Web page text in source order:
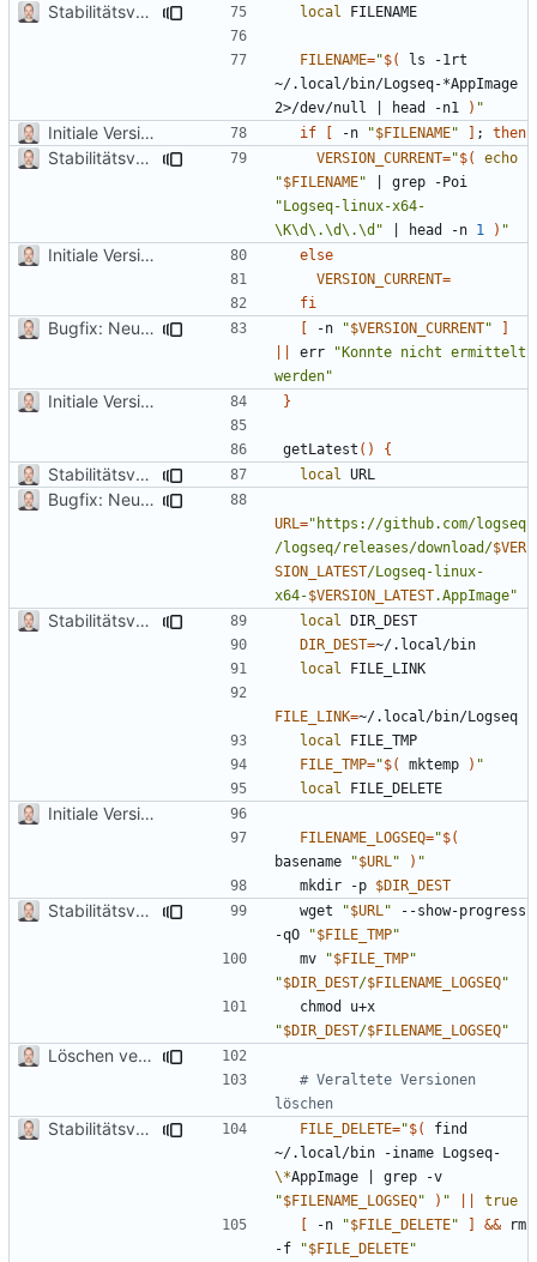
Stabilitätsverbesserungen local
FILENAME="$(
ls -1rt
~/.local/bin/Logseq-*AppImage
2>/dev/null
head -n1 ) "
Initiale Version if [ -n "$FILENAME" ] ; then
Stabilitätsverbesserungen VERSION_CURRENT="$(
echo
"$FILENAME"
"Logseq-linux-x64-
\K\d\.\d\.\d"
head -n 1 ) "
Initiale Version
else
VERSION_CURRENT=
fi
Bugfix: Neuste verfügbare Version konnte nicht mehr ermittelt werden [ -n "$VERSION_CURRENT"
]
err
"Konnte nicht ermittelt
werden"
Initiale Version }
getLatest () {
Stabilitätsverbesserungen local
Bugfix: Neuste verfügbare Version konnte nicht mehr ermittelt werden
URL ="https://github.com/logseq
/logseq/releases/download/$VER
SION_LATEST/Logseq-linux-
x64-$VERSION_LATEST.AppImage"
Stabilitätsverbesserungen local
DIR_DEST=
local
FILE_LINK=
local
FILE_TMP="$( mktemp ) "
local
Initiale Version
FILENAME_LOGSEQ="$(
basename
"$URL " ) "
  mkdir -p
$DIR_DEST
Stabilitätsverbesserungen
  wget
"$URL " --show-progress
-qO
"$FILE_TMP"
  mv
"$FILE_TMP"
"$DIR_DEST/$FILENAME_LOGSEQ"
"$DIR_DEST/$FILENAME_LOGSEQ"
Löschen veralteter Logseq Versionen
# Veraltete Versionen
löschen
Stabilitätsverbesserungen FILE_DELETE="$(
find
~/.local/bin -iname Logseq-
\*AppImage
"$FILENAME_LOGSEQ" ) "
true
[ -n "$FILE_DELETE" ] && rm
-f
"$FILE_DELETE"